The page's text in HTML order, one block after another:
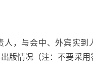
，与会中、外宾实到
版情况（注：不要采